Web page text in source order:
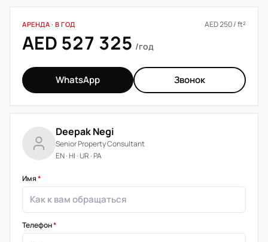
АРЕНДА · В ГОД AED 250 / ft²
AED 527 325 /год
WhatsApp Звонок
Deepak Negi
Senior Property Consultant
EN · HI · UR · PA
Имя*
Телефон*